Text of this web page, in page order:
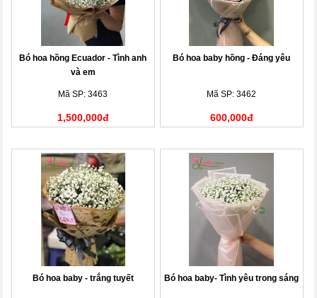
Bó hoa hồng Ecuador - Tình anh
và em
Mã SP: 3463
1,500,000đ
Bó hoa baby hồng - Đáng yêu
Mã SP: 3462
600,000đ
Bó hoa baby - trắng tuyết Bó hoa baby- Tình yêu trong sáng